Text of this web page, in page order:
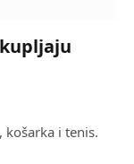
košarka i tenis.